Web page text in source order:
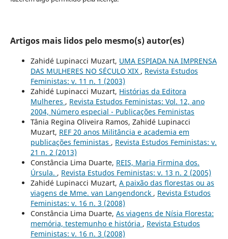
Artigos mais lidos pelo mesmo(s) autor(es)
Zahidé Lupinacci Muzart, UMA ESPIADA NA IMPRENSA
DAS MULHERES NO SÉCULO XIX , Revista Estudos
Feministas: v. 11 n. 1 (2003)
Zahidé Lupinacci Muzart, Histórias da Editora
Mulheres , Revista Estudos Feministas: Vol. 12, ano
2004, Número especial - Publicações Feministas
Tânia Regina Oliveira Ramos, Zahidé Lupinacci
Muzart, REF 20 anos Militância e academia em
publicações feministas , Revista Estudos Feministas: v.
21 n. 2 (2013)
Constância Lima Duarte, REIS, Maria Firmina dos.
Úrsula. , Revista Estudos Feministas: v. 13 n. 2 (2005)
Zahidé Lupinacci Muzart, A paixão das florestas ou as
viagens de Mme. van Langendonck , Revista Estudos
Feministas: v. 16 n. 3 (2008)
Constância Lima Duarte, As viagens de Nísia Floresta:
memória, testemunho e história , Revista Estudos
Feministas: v. 16 n. 3 (2008)